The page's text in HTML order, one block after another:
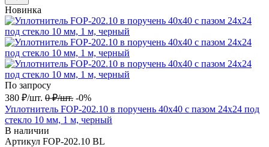
Новинка
По запросу
380 ₽/шт. 0 ₽/шт. -0%
Уплотнитель FOP-202.10 в поручень 40х40 с пазом 24х24 под
стекло 10 мм, 1 м, черный
В наличии
Артикул FOP-202.10 BL